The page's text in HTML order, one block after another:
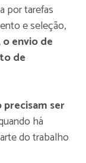
por tarefas
e seleção,
envio de
de
precisam ser
há
do trabalho